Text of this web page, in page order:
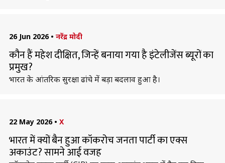
26 Jun 2026 • नरेंद्र मोदी
कौन हैं महेश दीक्षित, जिन्हें बनाया गया है इंटेलीजेंस ब्यूरों का
प्रमुख?
भारत के आंतरिक सुरक्षा ढांचे में बड़ा बदलाव हुआ है।
22 May 2026 • X
भारत में क्यों बैन हुआ कॉकरोच जनता पार्टी का एक्स
अकाउंट? सामने आई वजह